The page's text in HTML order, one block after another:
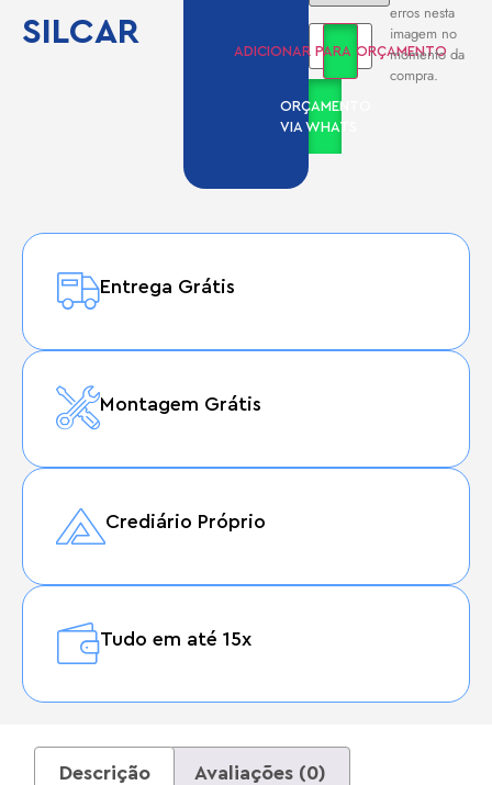
SILCAR
ADICIONAR PARA ORÇAMENTO
ORÇAMENTO
VIA WHATS
erros nesta
imagem no
momento da
compra.
Entrega Grátis
Montagem Grátis
Crediário Próprio
Tudo em até 15x
Descrição Avaliações (0)